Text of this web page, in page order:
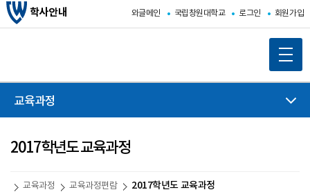
학사안내 와글메인 국립창원대학교 로그인 회원가입
교육과정
2017학년도 교육과정
교육과정 교육과정편람 2017학년도 교육과정